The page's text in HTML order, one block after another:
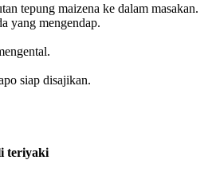
tepung maizena ke dalam masakan.
yang mengendap.
siap disajikan.
teriyaki